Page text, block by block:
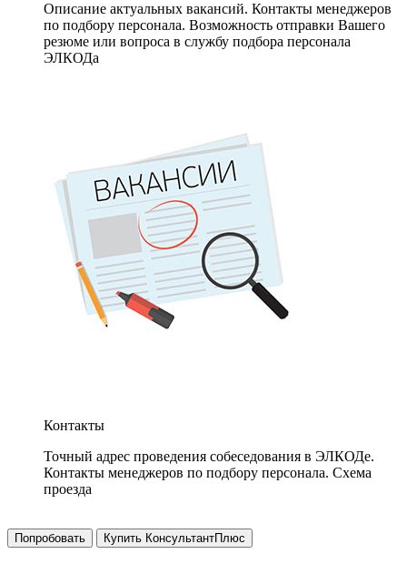
Описание актуальных вакансий. Контакты менеджеров
по подбору персонала. Возможность отправки Вашего
резюме или вопроса в службу подбора персонала
ЭЛКОДа
Контакты
Точный адрес проведения собеседования в ЭЛКОДе.
Контакты менеджеров по подбору персонала. Схема
проезда
Попробовать Купить КонсультантПлюс